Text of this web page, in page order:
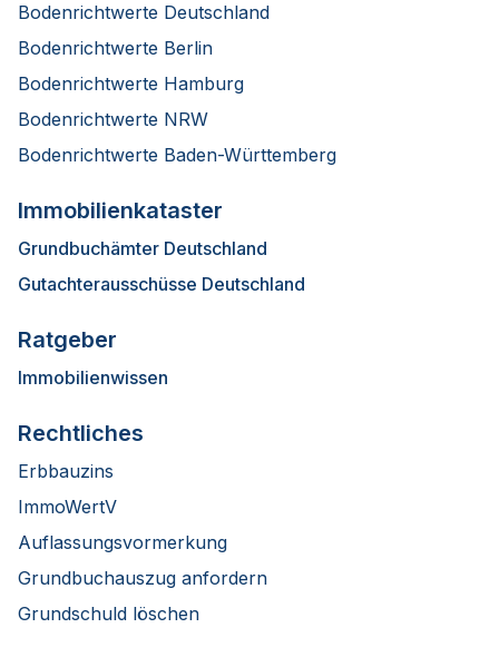
Bodenrichtwerte Deutschland
Bodenrichtwerte Berlin
Bodenrichtwerte Hamburg
Bodenrichtwerte NRW
Bodenrichtwerte Baden-Württemberg
Immobilienkataster
Grundbuchämter Deutschland
Gutachterausschüsse Deutschland
Ratgeber
Immobilienwissen
Rechtliches
Erbbauzins
ImmoWertV
Auflassungsvormerkung
Grundbuchauszug anfordern
Grundschuld löschen